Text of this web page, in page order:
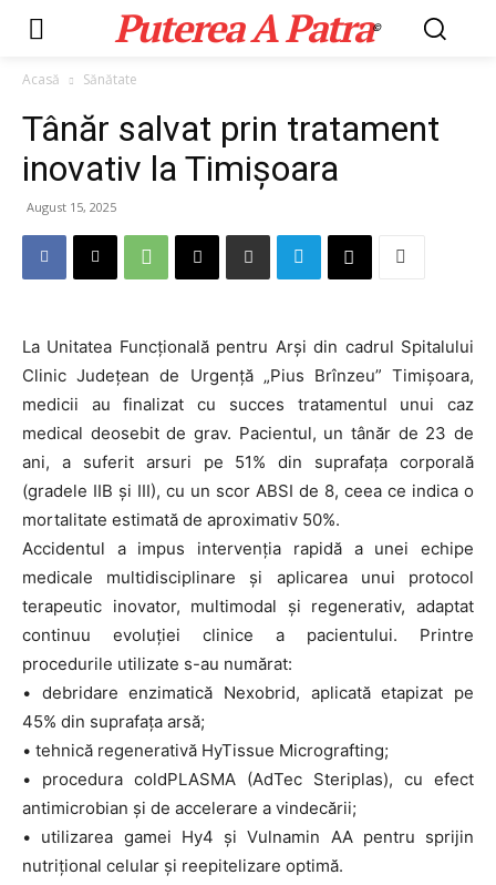
Puterea A Patra©
Acasă Sănătate
Tânăr salvat prin tratament
inovativ la Timișoara
August 15, 2025
La Unitatea Funcțională pentru Arși din cadrul Spitalului
Clinic Județean de Urgență „Pius Brînzeu” Timișoara,
medicii au finalizat cu succes tratamentul unui caz
medical deosebit de grav. Pacientul, un tânăr de 23 de
ani, a suferit arsuri pe 51% din suprafața corporală
(gradele IIB și III), cu un scor ABSI de 8, ceea ce indica o
mortalitate estimată de aproximativ 50%.
Accidentul a impus intervenția rapidă a unei echipe
medicale multidisciplinare și aplicarea unui protocol
terapeutic inovator, multimodal și regenerativ, adaptat
continuu evoluției clinice a pacientului. Printre
procedurile utilizate s-au numărat:
• debridare enzimatică Nexobrid, aplicată etapizat pe
45% din suprafața arsă;
• tehnică regenerativă HyTissue Micrografting;
• procedura coldPLASMA (AdTec Steriplas), cu efect
antimicrobian și de accelerare a vindecării;
• utilizarea gamei Hy4 și Vulnamin AA pentru sprijin
nutrițional celular și reepitelizare optimă.